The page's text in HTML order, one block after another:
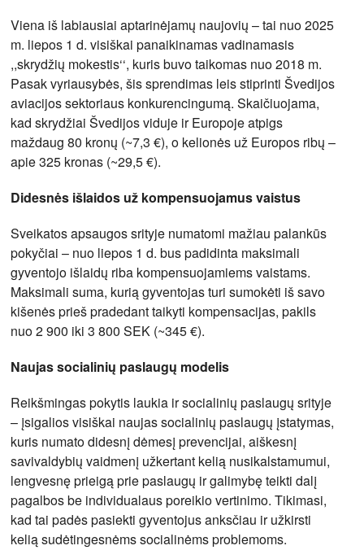
Viena iš labiausiai aptarinėjamų naujovių – tai nuo 2025
m. liepos 1 d. visiškai panaikinamas vadinamasis
,,skrydžių mokestis‘‘, kuris buvo taikomas nuo 2018 m.
Pasak vyriausybės, šis sprendimas leis stiprinti Švedijos
aviacijos sektoriaus konkurencingumą. Skaičiuojama,
kad skrydžiai Švedijos viduje ir Europoje atpigs
maždaug 80 kronų (~7,3 €), o kelionės už Europos ribų –
apie 325 kronas (~29,5 €).
Didesnės išlaidos už kompensuojamus vaistus
Sveikatos apsaugos srityje numatomi mažiau palankūs
pokyčiai – nuo liepos 1 d. bus padidinta maksimali
gyventojo išlaidų riba kompensuojamiems vaistams.
Maksimali suma, kurią gyventojas turi sumokėti iš savo
kišenės prieš pradedant taikyti kompensacijas, pakils
nuo 2 900 iki 3 800 SEK (~345 €).
Naujas socialinių paslaugų modelis
Reikšmingas pokytis laukia ir socialinių paslaugų srityje
– įsigalios visiškai naujas socialinių paslaugų įstatymas,
kuris numato didesnį dėmesį prevencijai, aiškesnį
savivaldybių vaidmenį užkertant kelią nusikalstamumui,
lengvesnę prieigą prie paslaugų ir galimybę teikti dalį
pagalbos be individualaus poreikio vertinimo. Tikimasi,
kad tai padės pasiekti gyventojus anksčiau ir užkirsti
kelią sudėtingesnėms socialinėms problemoms.